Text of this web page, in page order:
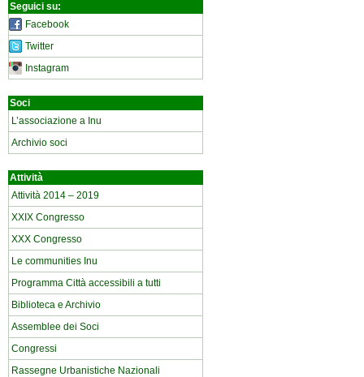
Seguici su:
Facebook
Twitter
Instagram
Soci
L’associazione a Inu
Archivio soci
Attività
Attività 2014 – 2019
XXIX Congresso
XXX Congresso
Le communities Inu
Programma Città accessibili a tutti
Biblioteca e Archivio
Assemblee dei Soci
Congressi
Rassegne Urbanistiche Nazionali